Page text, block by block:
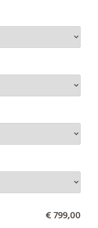
€ 799,00